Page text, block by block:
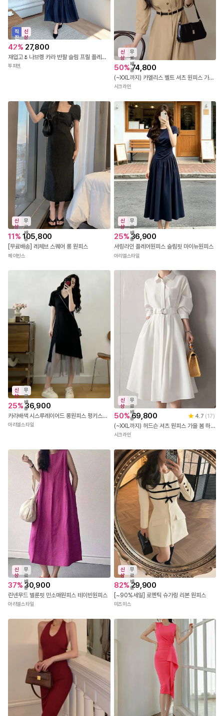
직
진
송
신
상
42% 27,800
신
상
무
료
배
송
50% 74,800
신
상
무
료
배
송
11% 105,800
[무료배송] 레체브 스퀘어 롱 원피스
신
상
무
료
배
송
25%36,900
셔링라인 플레어원피스 슬림핏 마이뉴원피스
신
상
무
료
배
송
25% 36,900
신
상
무
료
배
송
50% 69,800 4.7 (17
신
상
무
료
배
송
37%30,900
린넨무드 벌룬핏 민소매원피스 테이빈원피스
신
상
무
료
배
송
82%29,900
[~90%세일] 로멘틱 슈가링 리본 원피스